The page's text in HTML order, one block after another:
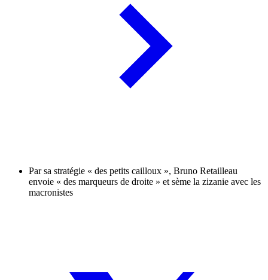
Par sa stratégie « des petits cailloux », Bruno Retailleau
envoie « des marqueurs de droite » et sème la zizanie avec les
macronistes